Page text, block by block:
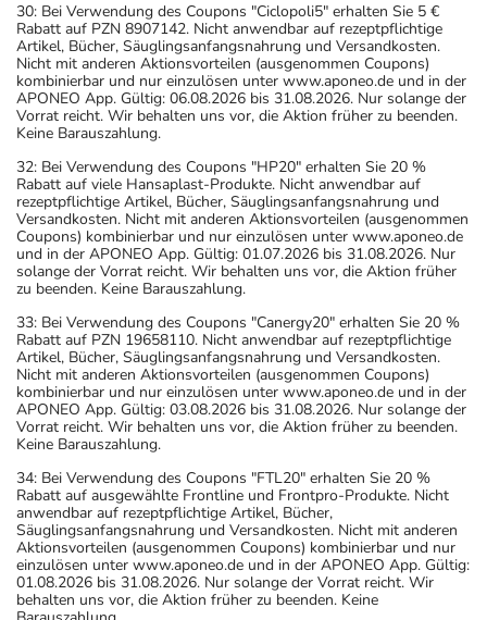
30: Bei Verwendung des Coupons "Ciclopoli5" erhalten Sie 5 €
Rabatt auf PZN 8907142. Nicht anwendbar auf rezeptpflichtige
Artikel, Bücher, Säuglingsanfangsnahrung und Versandkosten.
Nicht mit anderen Aktionsvorteilen (ausgenommen Coupons)
kombinierbar und nur einzulösen unter www.aponeo.de und in der
APONEO App. Gültig: 06.08.2026 bis 31.08.2026. Nur solange der
Vorrat reicht. Wir behalten uns vor, die Aktion früher zu beenden.
Keine Barauszahlung.
32: Bei Verwendung des Coupons "HP20" erhalten Sie 20 %
Rabatt auf viele Hansaplast-Produkte. Nicht anwendbar auf
rezeptpflichtige Artikel, Bücher, Säuglingsanfangsnahrung und
Versandkosten. Nicht mit anderen Aktionsvorteilen (ausgenommen
Coupons) kombinierbar und nur einzulösen unter www.aponeo.de
und in der APONEO App. Gültig: 01.07.2026 bis 31.08.2026. Nur
solange der Vorrat reicht. Wir behalten uns vor, die Aktion früher
zu beenden. Keine Barauszahlung.
33: Bei Verwendung des Coupons "Canergy20" erhalten Sie 20 %
Rabatt auf PZN 19658110. Nicht anwendbar auf rezeptpflichtige
Artikel, Bücher, Säuglingsanfangsnahrung und Versandkosten.
Nicht mit anderen Aktionsvorteilen (ausgenommen Coupons)
kombinierbar und nur einzulösen unter www.aponeo.de und in der
APONEO App. Gültig: 03.08.2026 bis 31.08.2026. Nur solange der
Vorrat reicht. Wir behalten uns vor, die Aktion früher zu beenden.
Keine Barauszahlung.
34: Bei Verwendung des Coupons "FTL20" erhalten Sie 20 %
Rabatt auf ausgewählte Frontline und Frontpro-Produkte. Nicht
anwendbar auf rezeptpflichtige Artikel, Bücher,
Säuglingsanfangsnahrung und Versandkosten. Nicht mit anderen
Aktionsvorteilen (ausgenommen Coupons) kombinierbar und nur
einzulösen unter www.aponeo.de und in der APONEO App. Gültig:
01.08.2026 bis 31.08.2026. Nur solange der Vorrat reicht. Wir
behalten uns vor, die Aktion früher zu beenden. Keine